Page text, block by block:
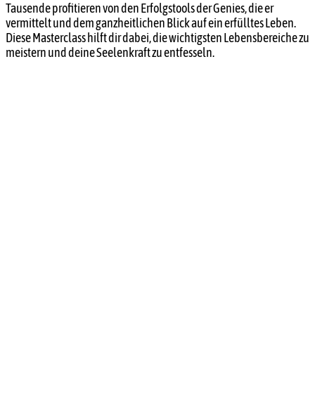
Tausende profitieren von den Erfolgstools der Genies, die er
vermittelt und dem ganzheitlichen Blick auf ein erfülltes Leben.
Diese Masterclass hilft dir dabei, die wichtigsten Lebensbereiche zu
meistern und deine Seelenkraft zu entfesseln.